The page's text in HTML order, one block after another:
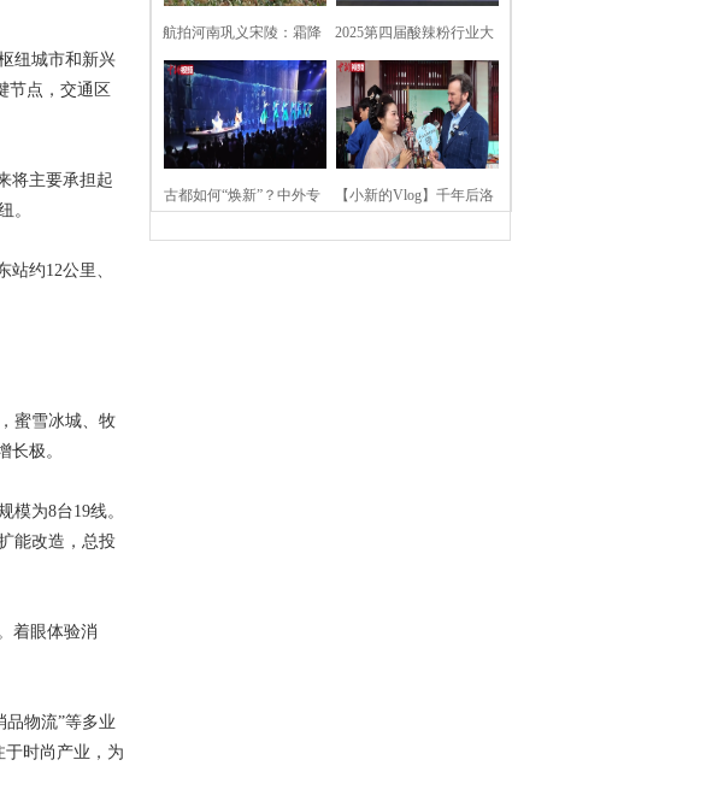
纽城市和新兴
节点，交通区
将主要承担起
。
约12公里、
蜜雪冰城、牧
长极。
为8台19线。
能改造，总投
着眼体验消
物流”等多业
于时尚产业，为
航拍河南巩义宋陵：霜降
时节高粱红
2025第四届酸辣粉行业大
会在河南开封举行
古都如何“焕新”？中外专 【小新的Vlog】千年后洛